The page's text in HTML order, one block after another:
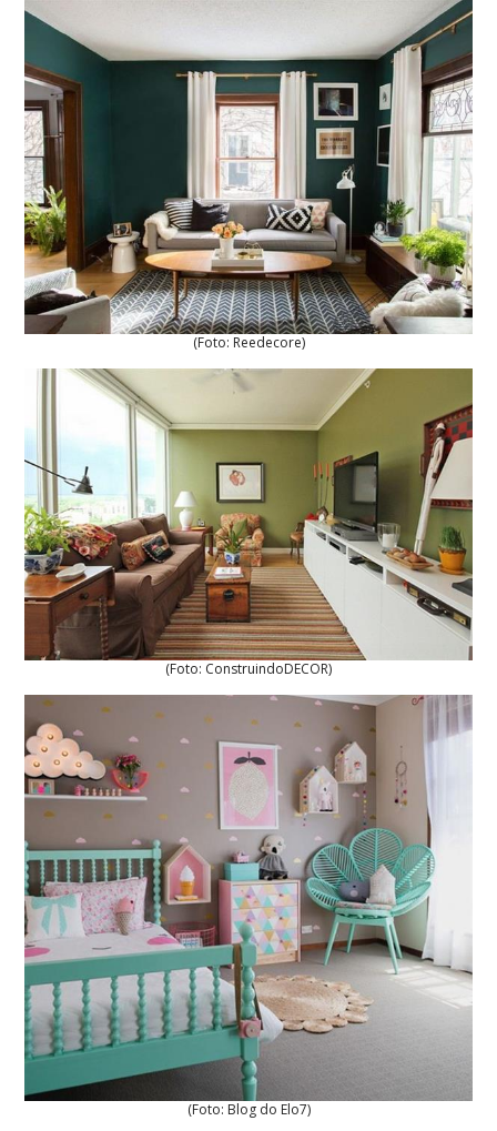
(Foto: Reedecore)
(Foto: ConstruindoDECOR)
(Foto: Blog do Elo7)